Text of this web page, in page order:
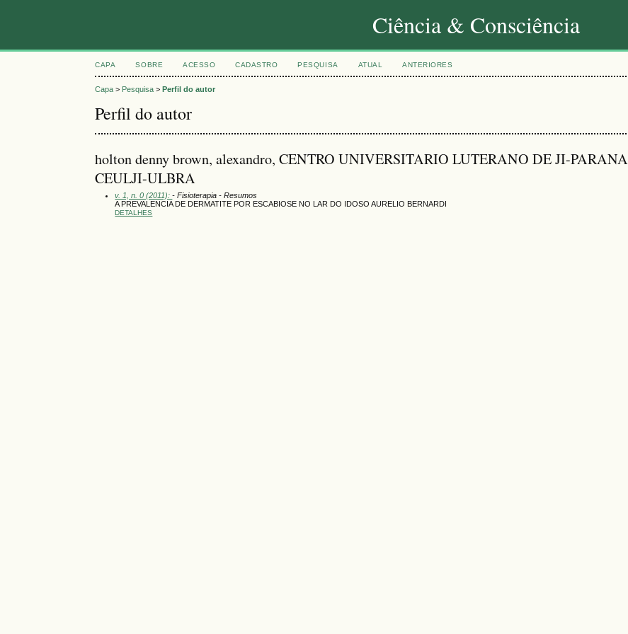
Ciência & Consciência
CAPA SOBRE ACESSO CADASTRO PESQUISA ATUAL ANTERIORES
Capa > Pesquisa >Perfil do autor
Perfil do autor
holton denny brown, alexandro, CENTRO UNIVERSITARIO LUTERANO DE JI-PARANA
CEULJI-ULBRA
v. 1, n. 0 (2011):- Fisioterapia - Resumos
A PREVALENCIA DE DERMATITE POR ESCABIOSE NO LAR DO IDOSO AURELIO BERNARDI
DETALHES